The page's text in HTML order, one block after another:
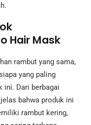
Hair Mask
rambut yang sama,
yang paling
ini. Dari berbagai
bahwa produk ini
rambut kering,